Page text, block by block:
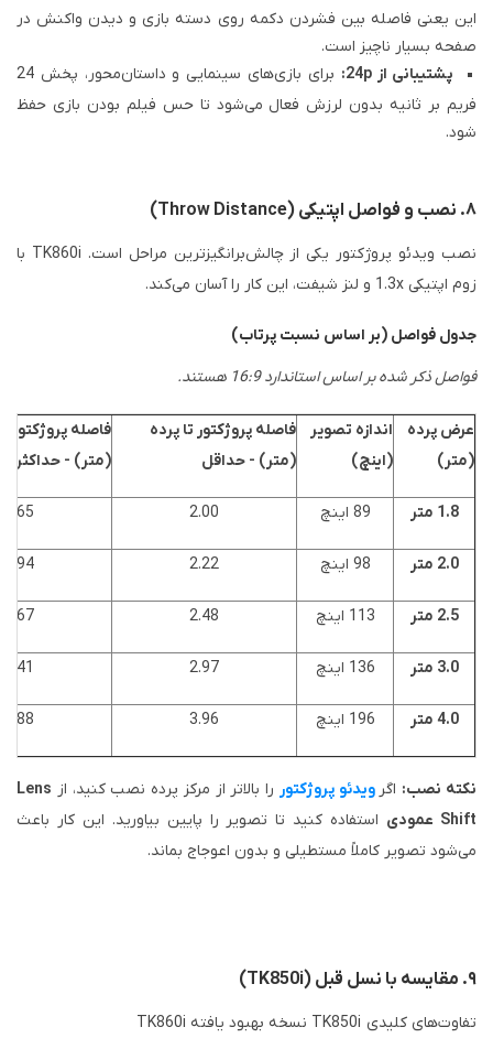
این یعنی فاصله بین فشردن دکمه روی دسته بازی و دیدن واکنش در
صفحه بسیار ناچیز است.
پشتیبانی از 24p: برای بازی‌های سینمایی و داستان‌محور، پخش 24
فریم بر ثانیه بدون لرزش فعال می‌شود تا حس فیلم بودن بازی حفظ
شود.
۸. نصب و فواصل اپتیکی (Throw Distance)
نصب ویدئو پروژکتور یکی از چالش‌برانگیزترین مراحل است. TK860i با
زوم اپتیکی 1.3x و لنز شیفت، این کار را آسان می‌کند.
جدول فواصل (بر اساس نسبت پرتاب)
فواصل ذکر شده بر اساس استاندارد 16:9 هستند.
عرض پرده
(متر)
اندازه تصویر
(اینچ)
فاصله پروژکتور تا پرده
(متر) - حداقل
فاصله پروژکتور
(متر) - حداکثر
1.8 متر 89 اینچ 2.00
2.65
2.0 متر 98 اینچ 2.22
2.94
2.5 متر 113 اینچ 2.48
3.67
3.0 متر 136 اینچ 2.97
4.41
4.0 متر 196 اینچ 3.96
5.88
نکته نصب: اگر ویدئو پروژکتور را بالاتر از مرکز پرده نصب کنید، از Lens
Shift عمودی
استفاده کنید تا تصویر را پایین بیاورید. این کار باعث
می‌شود تصویر کاملاً مستطیلی و بدون اعوجاج بماند.
۹. مقایسه با نسل قبل (TK850i)
TK860i نسخه بهبود یافته TK850i تفاوت‌های کلیدی